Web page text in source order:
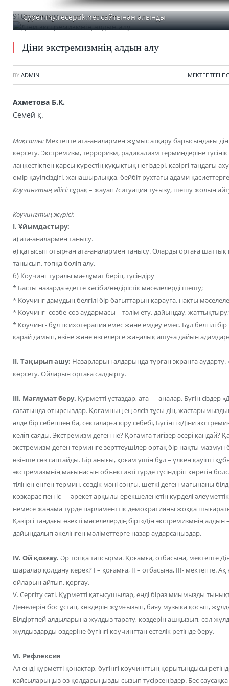
910 қаралым
Сурет my.receptik.net сайтынан алынды
Діни экстремизмнің алдын алу
BY ADMIN МЕКТЕПТЕГІ
Ахметова Б.К.
Семей қ.
Мақсаты: Мектепте ата-аналармен жұмыс атқару барысындағы
көрсету. Экстремизм, терроризм, радикализм терминдеріне
лаңкестікпен қарсы күрестің құқықтық негіздері, қазіргі
өмір қауіпсіздігі, жанашырлыққа, бейбіт рухтағы адами
Коучингтың әдісі:сұрақ – жауап /ситуация туғызу, шешу жолын
Коучингтың жүрісі:
І. Ұйымдастыру:
а) ата-аналармен танысу.
ә) қатысып отырған ата-аналармен танысу. Оларды ортаға
танысып, топқа бөліп алу.
б) Коучинг туралы мағлұмат беріп, түсіндіру
* Басты назарда әдетте кәсіби/өндірістік мәселелерді шешу;
* Коучинг дамудың белгілі бір бағыттарын қарауға, нақты
* Коучинг- сөзбе-сөз аудармасы – тәлім ету, дайындау, жаттықтыру;
* Коучинг- бұл психотерапия емес және емдеу емес. Бұл белгілі
қарай дамып, өзіне және өзгелерге жаңалық ашуға дайын
II. Тақырып ашу: Назарларын алдарында тұрған экранға
көрсету. Ойларын ортаға салдырту.
III. Мағлұмат беру. Құрметті ұстаздар, ата — аналар. Бүгін сіздер
сағатында отырсыздар. Қоғамның ең әлсіз тұсы дін,
әлде бір себеппен ба, секталарға кіру себебі, Бүгінгі «Діни
келіп саяды. Экстремизм деген не? Қоғамға тигізер әсері қандай?
экстремизм деген терминге зерттеушілер ортақ бір нақты
өзінше сөз саптайды. Бір анығы, қоғам үшін бұл – үлкен қауіпті
экстремизмнің мағынасын объективті түрде түсіндіріп көретін
тілінен енген термин, сөздік мәні соңғы, шеткі деген мағынаны
көзқарас пен іс — әрекет арқылы ерекшеленетін күрделі
немесе жанама түрде парламенттік демократияны жоққа
Қазіргі таңдағы өзекті мәселелердің бірі «Дін экстремизмнің
дайындалып әкелінген мәліметтерге назар аударсаңыздар.
IV. Ой қозғау. Әр топқа тапсырма. Қоғамға, отбасына, мектепте
шаралар қолдану керек? I – қоғамға, II – отбасына, III- мектепте. Ақ
ойларын айтып, қорғау.
V. Сергіту сәті. Құрметті қатысушылар, енді біраз миымызды
Денелерін бос ұстап, көздерін жұмғызып, баяу музыка қосып,
Білдіртпей алдыларына жұлдыз тарату, көздерін ашқызып, сол
жұлдыздарды өздеріне бүгінгі коучингтан естелік ретінде беру.
VI. Рефлексия
Ал енді құрметті қонақтар, бүгінгі коучингтың қорытындысы
қайсыларыңыз өз қолдарыңызды сызып түсірсеңіздер. Бес